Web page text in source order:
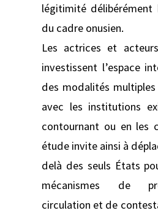
légitimité délibérément
du cadre onusien.
Les actrices et
investissent l’espace
des modalités
avec les institutions
contournant ou en les
étude invite ainsi à
delà des seuls États
mécanismes de
circulation et de